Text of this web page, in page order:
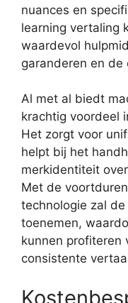
nuances en
learning vertaling
waardevol
garanderen en
Al met al biedt
krachtig voordeel
Het zorgt voor
helpt bij het
merkidentiteit
Met de
technologie zal
toenemen,
kunnen profiteren
consistente